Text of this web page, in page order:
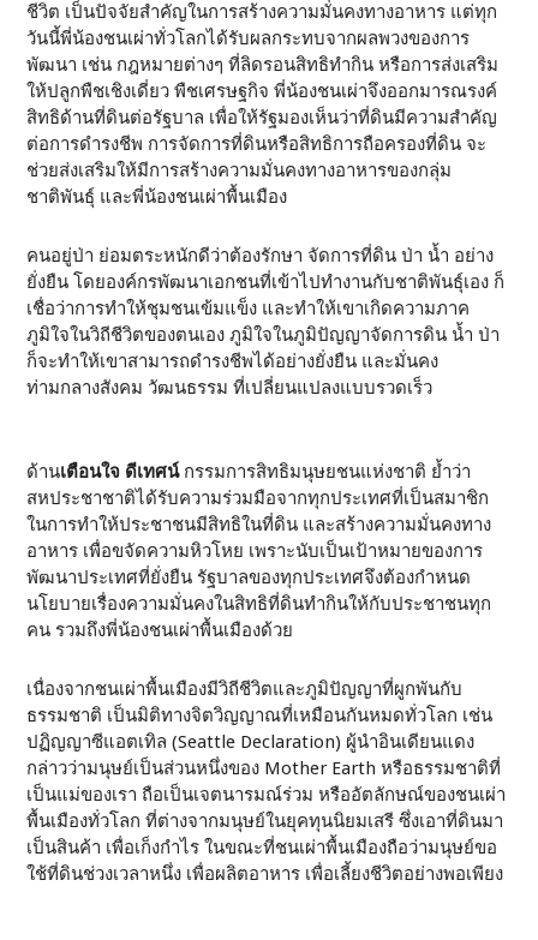
ชีวิต เป็นปัจจัยสำคัญในการสร้างความมั่นคงทางอาหาร แต่ทุก
วันนี้พี่น้องชนเผ่าทั่วโลกได้รับผลกระทบจากผลพวงของการ
พัฒนา เช่น กฎหมายต่างๆ ที่ลิดรอนสิทธิทำกิน หรือการส่งเสริม
ให้ปลูกพืชเชิงเดี่ยว พืชเศรษฐกิจ พี่น้องชนเผ่าจึงออกมารณรงค์
สิทธิด้านที่ดินต่อรัฐบาล เพื่อให้รัฐมองเห็นว่าที่ดินมีความสำคัญ
ต่อการดำรงชีพ การจัดการที่ดินหรือสิทธิการถือครองที่ดิน จะ
ช่วยส่งเสริมให้มีการสร้างความมั่นคงทางอาหารของกลุ่ม
ชาติพันธุ์ และพี่น้องชนเผ่าพื้นเมือง
คนอยู่ป่า ย่อมตระหนักดีว่าต้องรักษา จัดการที่ดิน ป่า น้ำ อย่าง
ยั่งยืน โดยองค์กรพัฒนาเอกชนที่เข้าไปทำงานกับชาติพันธุ์เอง ก็
เชื่อว่าการทำให้ชุมชนเข้มแข็ง และทำให้เขาเกิดความภาค
ภูมิใจในวิถีชีวิตของตนเอง ภูมิใจในภูมิปัญญาจัดการดิน น้ำ ป่า
ก็จะทำให้เขาสามารถดำรงชีพได้อย่างยั่งยืน และมั่นคง
ท่ามกลางสังคม วัฒนธรรม ที่เปลี่ยนแปลงแบบรวดเร็ว
ด้านเตือนใจ ดีเทศน์กรรมการสิทธิมนุษยชนแห่งชาติ ย้ำว่า
สหประชาชาติได้รับความร่วมมือจากทุกประเทศที่เป็นสมาชิก
ในการทำให้ประชาชนมีสิทธิในที่ดิน และสร้างความมั่นคงทาง
อาหาร เพื่อขจัดความหิวโหย เพราะนับเป็นเป้าหมายของการ
พัฒนาประเทศที่ยั่งยืน รัฐบาลของทุกประเทศจึงต้องกำหนด
นโยบายเรื่องความมั่นคงในสิทธิที่ดินทำกินให้กับประชาชนทุก
คน รวมถึงพี่น้องชนเผ่าพื้นเมืองด้วย
เนื่องจากชนเผ่าพื้นเมืองมีวิถีชีวิตและภูมิปัญญาที่ผูกพันกับ
ธรรมชาติ เป็นมิติทางจิตวิญญาณที่เหมือนกันหมดทั่วโลก เช่น
ปฏิญญาซีแอตเทิล (Seattle Declaration) ผู้นำอินเดียนแดง
กล่าวว่ามนุษย์เป็นส่วนหนึ่งของ Mother Earth หรือธรรมชาติที่
เป็นแม่ของเรา ถือเป็นเจตนารมณ์ร่วม หรืออัตลักษณ์ของชนเผ่า
พื้นเมืองทั่วโลก ที่ต่างจากมนุษย์ในยุคทุนนิยมเสรี ซึ่งเอาที่ดินมา
เป็นสินค้า เพื่อเก็งกำไร ในขณะที่ชนเผ่าพื้นเมืองถือว่ามนุษย์ขอ
ใช้ที่ดินช่วงเวลาหนึ่ง เพื่อผลิตอาหาร เพื่อเลี้ยงชีวิตอย่างพอเพียง